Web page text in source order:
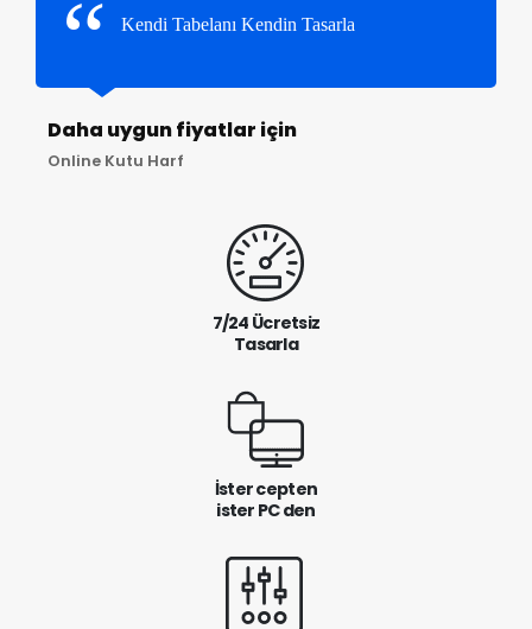
Kendi Tabelanı Kendin Tasarla
Daha uygun fiyatlar için
Online Kutu Harf
7/24 Ücretsiz
Tasarla
İster cepten
ister PC den